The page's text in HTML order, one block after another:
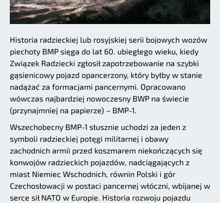
Historia radzieckiej lub rosyjskiej serii bojowych wozów
piechoty BMP sięga do lat 60. ubiegłego wieku, kiedy
Związek Radziecki zgłosił zapotrzebowanie na szybki
gąsienicowy pojazd opancerzony, który byłby w stanie
nadążać za formacjami pancernymi. Opracowano
wówczas najbardziej nowoczesny BWP na świecie
(przynajmniej na papierze) – BMP-1.
Wszechobecny BMP-1 słusznie uchodzi za jeden z
symboli radzieckiej potęgi militarnej i obawy
zachodnich armii przed koszmarem niekończących się
konwojów radzieckich pojazdów, nadciągających z
miast Niemiec Wschodnich, równin Polski i gór
Czechosłowacji w postaci pancernej włóczni, wbijanej w
serce sił NATO w Europie. Historia rozwoju pojazdu